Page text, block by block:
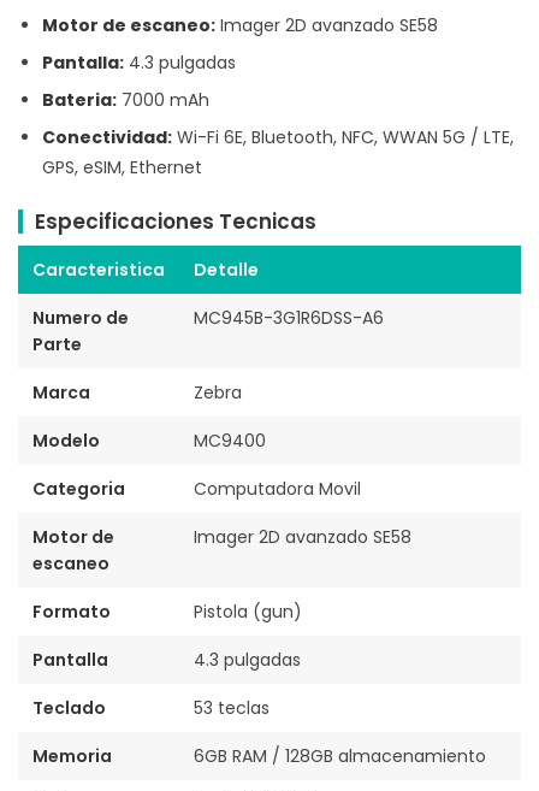
Motor de escaneo: Imager 2D avanzado SE58
Pantalla: 4.3 pulgadas
Bateria: 7000 mAh
Conectividad: Wi-Fi 6E, Bluetooth, NFC, WWAN 5G / LTE,
GPS, eSIM, Ethernet
Especificaciones Tecnicas
Caracteristica
Detalle
Numero de
Parte
MC945B-3G1R6DSS-A6
Marca
Zebra
Modelo
MC9400
Categoria
Computadora Movil
Motor de
escaneo
Imager 2D avanzado SE58
Formato
Pistola (gun)
Pantalla
4.3 pulgadas
Teclado
53 teclas
Memoria
6GB RAM / 128GB almacenamiento